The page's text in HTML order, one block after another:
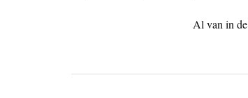
Al van in